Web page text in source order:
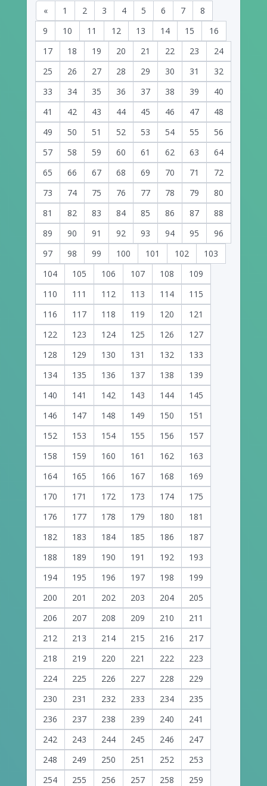
« 1 2 3 4 5 6 7
8
9
10 11 12 13 14 15
16
17
18 19 20 21 22 23
24
25
26 27 28 29 30 31
32
33
34 35 36 37 38 39
40
41
42 43 44 45 46 47
48
49
50 51 52 53 54 55
56
57
58 59 60 61 62 63
64
65
66 67 68 69 70 71
72
73
74 75 76 77 78 79
80
81
82 83 84 85 86 87
88
89
90 91 92 93 94 95
96
97
98 99 100 101 102
103
104
105 106 107 108
109
110
111 112 113 114
115
116
117 118 119 120
121
122
123 124 125 126
127
128
129 130 131 132
133
134
135 136 137 138
139
140
141 142 143 144
145
146
147 148 149 150
151
152
153 154 155 156
157
158
159 160 161 162
163
164
165 166 167 168
169
170
171 172 173 174
175
176
177 178 179 180
181
182
183 184 185 186
187
188
189 190 191 192
193
194
195 196 197 198
199
200
201 202 203 204
205
206
207 208 209 210
211
212
213 214 215 216
217
218
219 220 221 222
223
224
225 226 227 228
229
230
231 232 233 234
235
236
237 238 239 240
241
242
243 244 245 246
247
248
249 250 251 252
253
254
255 256 257 258
259